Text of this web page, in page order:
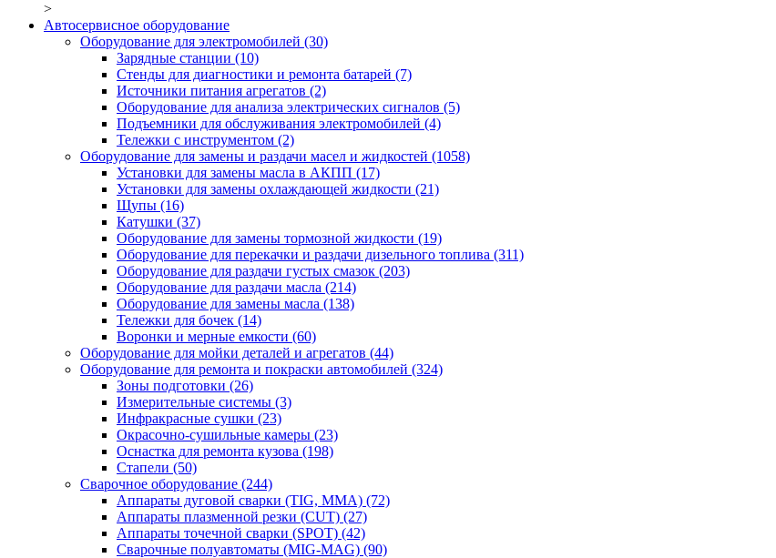
>
Автосервисное оборудование
Оборудование для электромобилей (30)
Зарядные станции (10)
Стенды для диагностики и ремонта батарей (7)
Источники питания агрегатов (2)
Оборудование для анализа электрических сигналов (5)
Подъемники для обслуживания электромобилей (4)
Тележки с инструментом (2)
Оборудование для замены и раздачи масел и жидкостей (1058)
Установки для замены масла в АКПП (17)
Установки для замены охлаждающей жидкости (21)
Щупы (16)
Катушки (37)
Оборудование для замены тормозной жидкости (19)
Оборудование для перекачки и раздачи дизельного топлива (311)
Оборудование для раздачи густых смазок (203)
Оборудование для раздачи масла (214)
Оборудование для замены масла (138)
Тележки для бочек (14)
Воронки и мерные емкости (60)
Оборудование для мойки деталей и агрегатов (44)
Оборудование для ремонта и покраски автомобилей (324)
Зоны подготовки (26)
Измерительные системы (3)
Инфракрасные сушки (23)
Окрасочно-сушильные камеры (23)
Оснастка для ремонта кузова (198)
Стапели (50)
Сварочное оборудование (244)
Аппараты дуговой сварки (TIG, MMA) (72)
Аппараты плазменной резки (CUT) (27)
Аппараты точечной сварки (SPOT) (42)
Сварочные полуавтоматы (MIG-MAG) (90)